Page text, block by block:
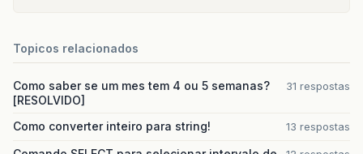
Topicos relacionados
Como saber se um mes tem 4 ou 5 semanas?
[RESOLVIDO]
31 respostas
Como converter inteiro para string! 13 respostas